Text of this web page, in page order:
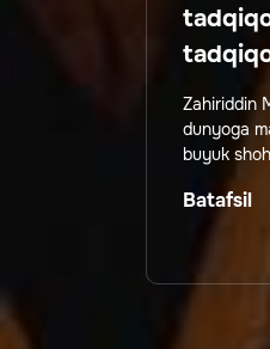
Zahiriddin
dunyoga
buyuk
Batafsil